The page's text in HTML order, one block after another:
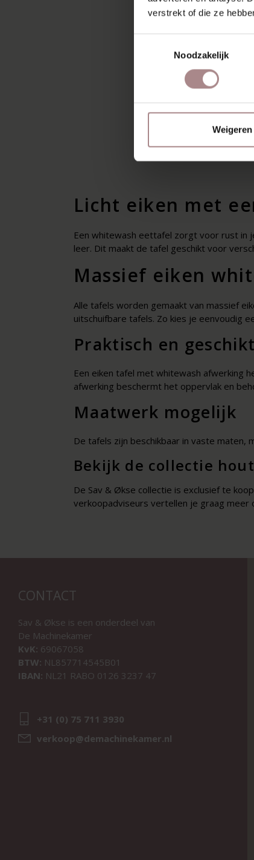
verstrekt of die ze
Noodzakelijk
Weigeren
Licht eiken met
Een whitewash eettafel zorgt voor rust in
leer. Dit maakt de tafel geschikt voor
Massief eiken
Alle tafels worden gemaakt van massief
uitschuifbare tafels. Zo kies je eenvoudig
Praktisch en
Een eiken tafel met whitewash afwerking
afwerking beschermt het oppervlak en
Maatwerk mogelijk
De tafels zijn beschikbaar in vaste maten,
Bekijk de collectie
De Sav & Økse collectie is exclusief te
verkoopadviseurs vertellen je graag meer
CONTACT
Sav & Økse is een onderdeel van
De Machinekamer
KvK: 69067058
BTW: NL857714545B01
IBAN: NL21 RABO 0126 3237 47
+31 (0) 75 711 3930
verkoop@demachinekamer.nl